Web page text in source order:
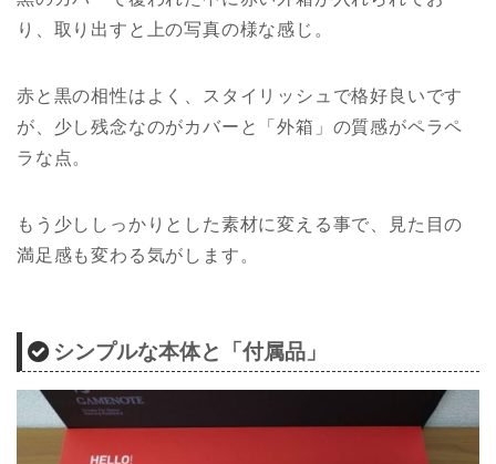
り、取り出すと上の写真の様な感じ。
赤と黒の相性はよく、スタイリッシュで格好良いです
が、少し残念なのがカバーと「外箱」の質感がペラペ
ラな点。
もう少ししっかりとした素材に変える事で、見た目の
満足感も変わる気がします。
シンプルな本体と「付属品」